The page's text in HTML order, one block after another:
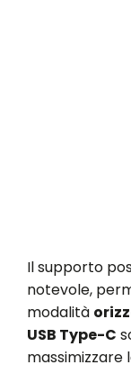
Il supporto
notevole,
modalità
USB Type-C
massimizzare